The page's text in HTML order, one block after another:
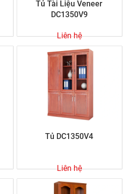
Tủ Tài Liệu Veneer
DC1350V9
Liên hệ
Tủ DC1350V4
Liên hệ